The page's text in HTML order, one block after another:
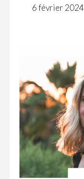
6 février 2024